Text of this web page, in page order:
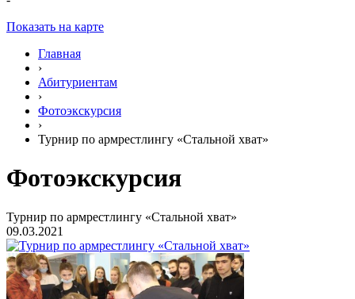
Показать на карте
Главная
›
Абитуриентам
›
Фотоэкскурсия
›
Турнир по армрестлингу «Стальной хват»
Фотоэкскурсия
Турнир по армрестлингу «Стальной хват»
09.03.2021